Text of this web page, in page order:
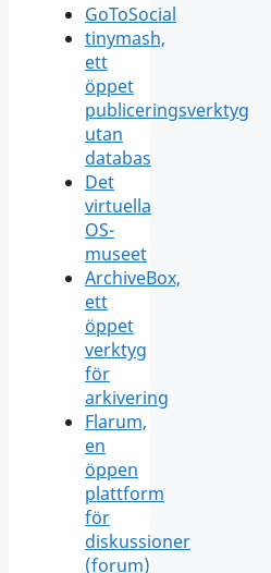
GoToSocial
tinymash,
ett
öppet
publiceringsverktyg
utan
databas
Det
virtuella
OS-
museet
ArchiveBox,
ett
öppet
verktyg
för
arkivering
Flarum,
en
öppen
plattform
för
diskussioner
(forum)